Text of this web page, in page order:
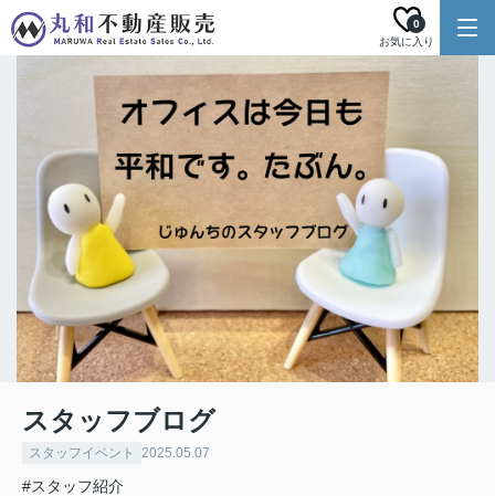
お気に入り
0
スタッフブログ
スタッフイベント 2025.05.07
#スタッフ紹介